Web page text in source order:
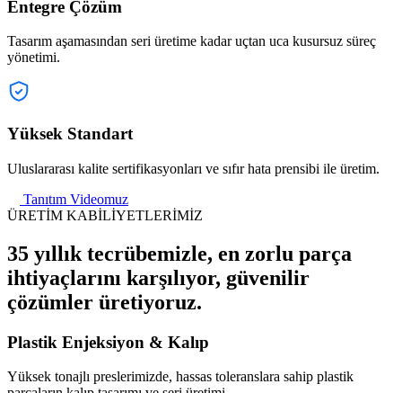
Entegre Çözüm
Tasarım aşamasından seri üretime kadar uçtan uca kusursuz süreç
yönetimi.
Yüksek Standart
Uluslararası kalite sertifikasyonları ve sıfır hata prensibi ile üretim.
Tanıtım Videomuz
ÜRETİM KABİLİYETLERİMİZ
35 yıllık tecrübemizle, en zorlu parça
ihtiyaçlarını karşılıyor, güvenilir
çözümler üretiyoruz.
Plastik Enjeksiyon & Kalıp
Yüksek tonajlı preslerimizde, hassas toleranslara sahip plastik